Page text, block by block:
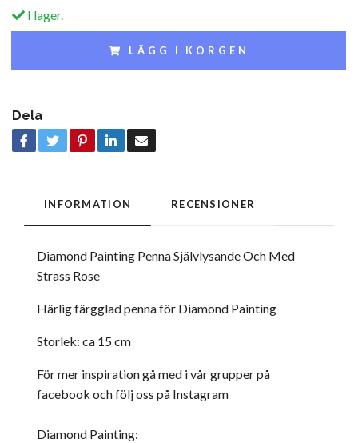
I lager.
LÄGG I KORGEN
Dela
INFORMATION RECENSIONER
Diamond Painting Penna Självlysande Och Med
Strass Rose
Härlig färgglad penna för Diamond Painting
Storlek: ca 15 cm
För mer inspiration gå med i vår grupper på
facebook och följ oss på Instagram
Diamond Painting: